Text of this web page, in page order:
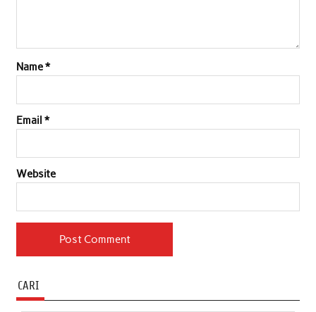
Name*
Email *
Website
CARI